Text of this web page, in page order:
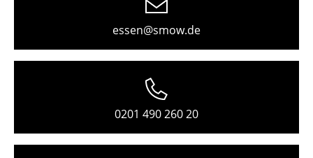
essen@smow.de
0201 490 260 20